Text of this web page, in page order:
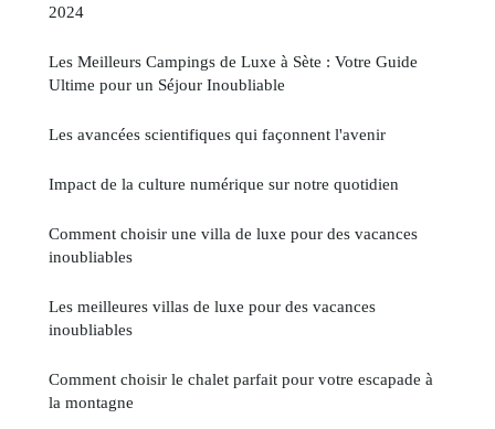
2024
Les Meilleurs Campings de Luxe à Sète : Votre Guide
Ultime pour un Séjour Inoubliable
Les avancées scientifiques qui façonnent l'avenir
Impact de la culture numérique sur notre quotidien
Comment choisir une villa de luxe pour des vacances
inoubliables
Les meilleures villas de luxe pour des vacances
inoubliables
Comment choisir le chalet parfait pour votre escapade à
la montagne